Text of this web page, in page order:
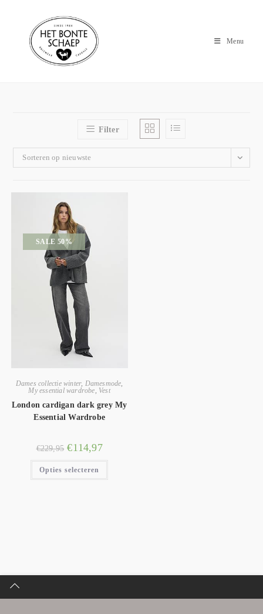
Menu
Filter
Sorteren op nieuwste
SALE 50%
Dames collectie winter, Damesmode
My essential wardrobe Vest
London cardigan dark grey My
Essential Wardrobe
€229,95 €114,97
Opties selecteren